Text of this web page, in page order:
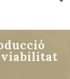
viabilitat